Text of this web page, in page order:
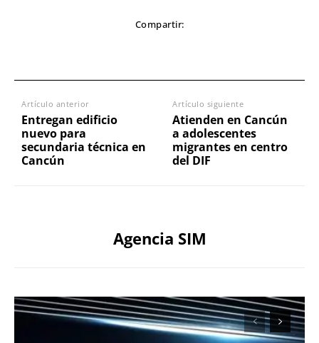
Compartir:
Artículo anterior
Entregan edificio
nuevo para
secundaria técnica en
Cancún
Artículo siguiente
Atienden en Cancún
a adolescentes
migrantes en centro
del DIF
Agencia SIM